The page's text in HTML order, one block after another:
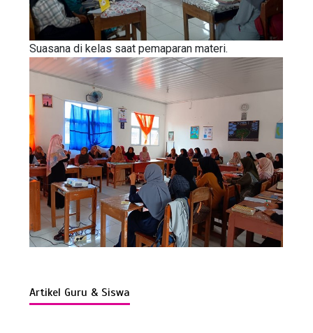
Suasana di kelas saat pemaparan materi.
Artikel Guru & Siswa